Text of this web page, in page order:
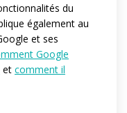
du
également au
et ses
Google
et comment il